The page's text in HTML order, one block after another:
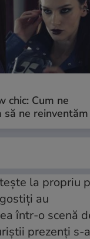
chic: Cum ne
ne reinventăm